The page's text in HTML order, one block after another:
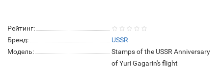
Рейтинг:
Бренд:
USSR
Модель:
Stamps of the USSR Anniversary
of Yuri Gagarin's flight